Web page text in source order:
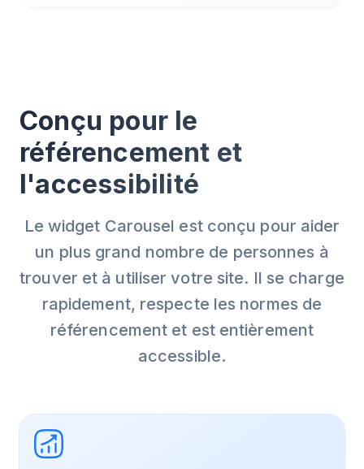
Conçu pour le
référencement et
l'accessibilité
Le widget Carousel est conçu pour aider
un plus grand nombre de personnes à
trouver et à utiliser votre site. Il se charge
rapidement, respecte les normes de
référencement et est entièrement
accessible.